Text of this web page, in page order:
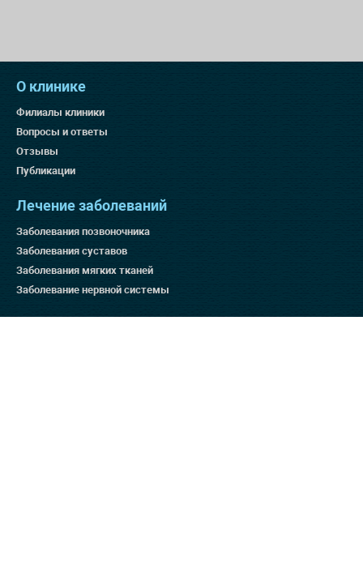
О клинике
Филиалы клиники
Вопросы и ответы
Отзывы
Публикации
Лечение заболеваний
Заболевания позвоночника
Заболевания суставов
Заболевания мягких тканей
Заболевание нервной системы